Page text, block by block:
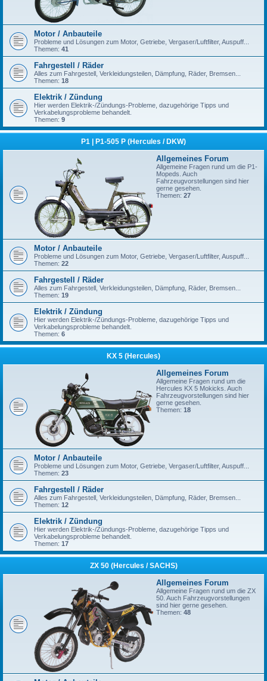
Motor / Anbauteile
Probleme und Lösungen zum Motor, Getriebe, Vergaser/Luftfilter, Auspuff...
Themen: 41
Fahrgestell / Räder
Alles zum Fahrgestell, Verkleidungsteilen, Dämpfung, Räder, Bremsen...
Themen: 18
Elektrik / Zündung
Hier werden Elektrik-/Zündungs-Probleme, dazugehörige Tipps und
Verkabelungsprobleme behandelt.
Themen: 9
P1 | P1-505 P (Hercules / DKW)
Allgemeines Forum
Allgemeine Fragen rund um die P1-
Mopeds. Auch
Fahrzeugvorstellungen sind hier
gerne gesehen.
Themen: 27
Motor / Anbauteile
Probleme und Lösungen zum Motor, Getriebe, Vergaser/Luftfilter, Auspuff...
Themen: 22
Fahrgestell / Räder
Alles zum Fahrgestell, Verkleidungsteilen, Dämpfung, Räder, Bremsen...
Themen: 19
Elektrik / Zündung
Hier werden Elektrik-/Zündungs-Probleme, dazugehörige Tipps und
Verkabelungsprobleme behandelt.
Themen: 6
KX 5 (Hercules)
Allgemeines Forum
Allgemeine Fragen rund um die
Hercules KX 5 Mokicks. Auch
Fahrzeugvorstellungen sind hier
gerne gesehen.
Themen: 18
Motor / Anbauteile
Probleme und Lösungen zum Motor, Getriebe, Vergaser/Luftfilter, Auspuff...
Themen: 23
Fahrgestell / Räder
Alles zum Fahrgestell, Verkleidungsteilen, Dämpfung, Räder, Bremsen...
Themen: 12
Elektrik / Zündung
Hier werden Elektrik-/Zündungs-Probleme, dazugehörige Tipps und
Verkabelungsprobleme behandelt.
Themen: 17
ZX 50 (Hercules / SACHS)
Allgemeines Forum
Allgemeine Fragen rund um die ZX
50. Auch Fahrzeugvorstellungen
sind hier gerne gesehen.
Themen: 48